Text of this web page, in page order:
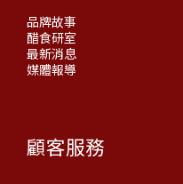
品牌故事
醋食研室
最新消息
媒體報導
顧客服務